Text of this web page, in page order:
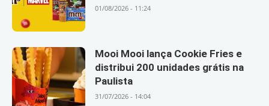
01/08/2026 - 11:24
Mooi Mooi lança Cookie Fries e
distribui 200 unidades grátis na
Paulista
31/07/2026 - 14:04